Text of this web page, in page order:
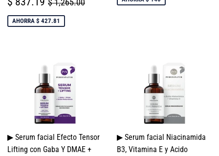
DE
VENTA
837.19
$ 1,265.00
AHORRA $ 427.81
▶ Serum facial Efecto Tensor
Lifting con Gaba Y DMAE +
▶ Serum facial Niacinamida
B3, Vitamina E y Acido